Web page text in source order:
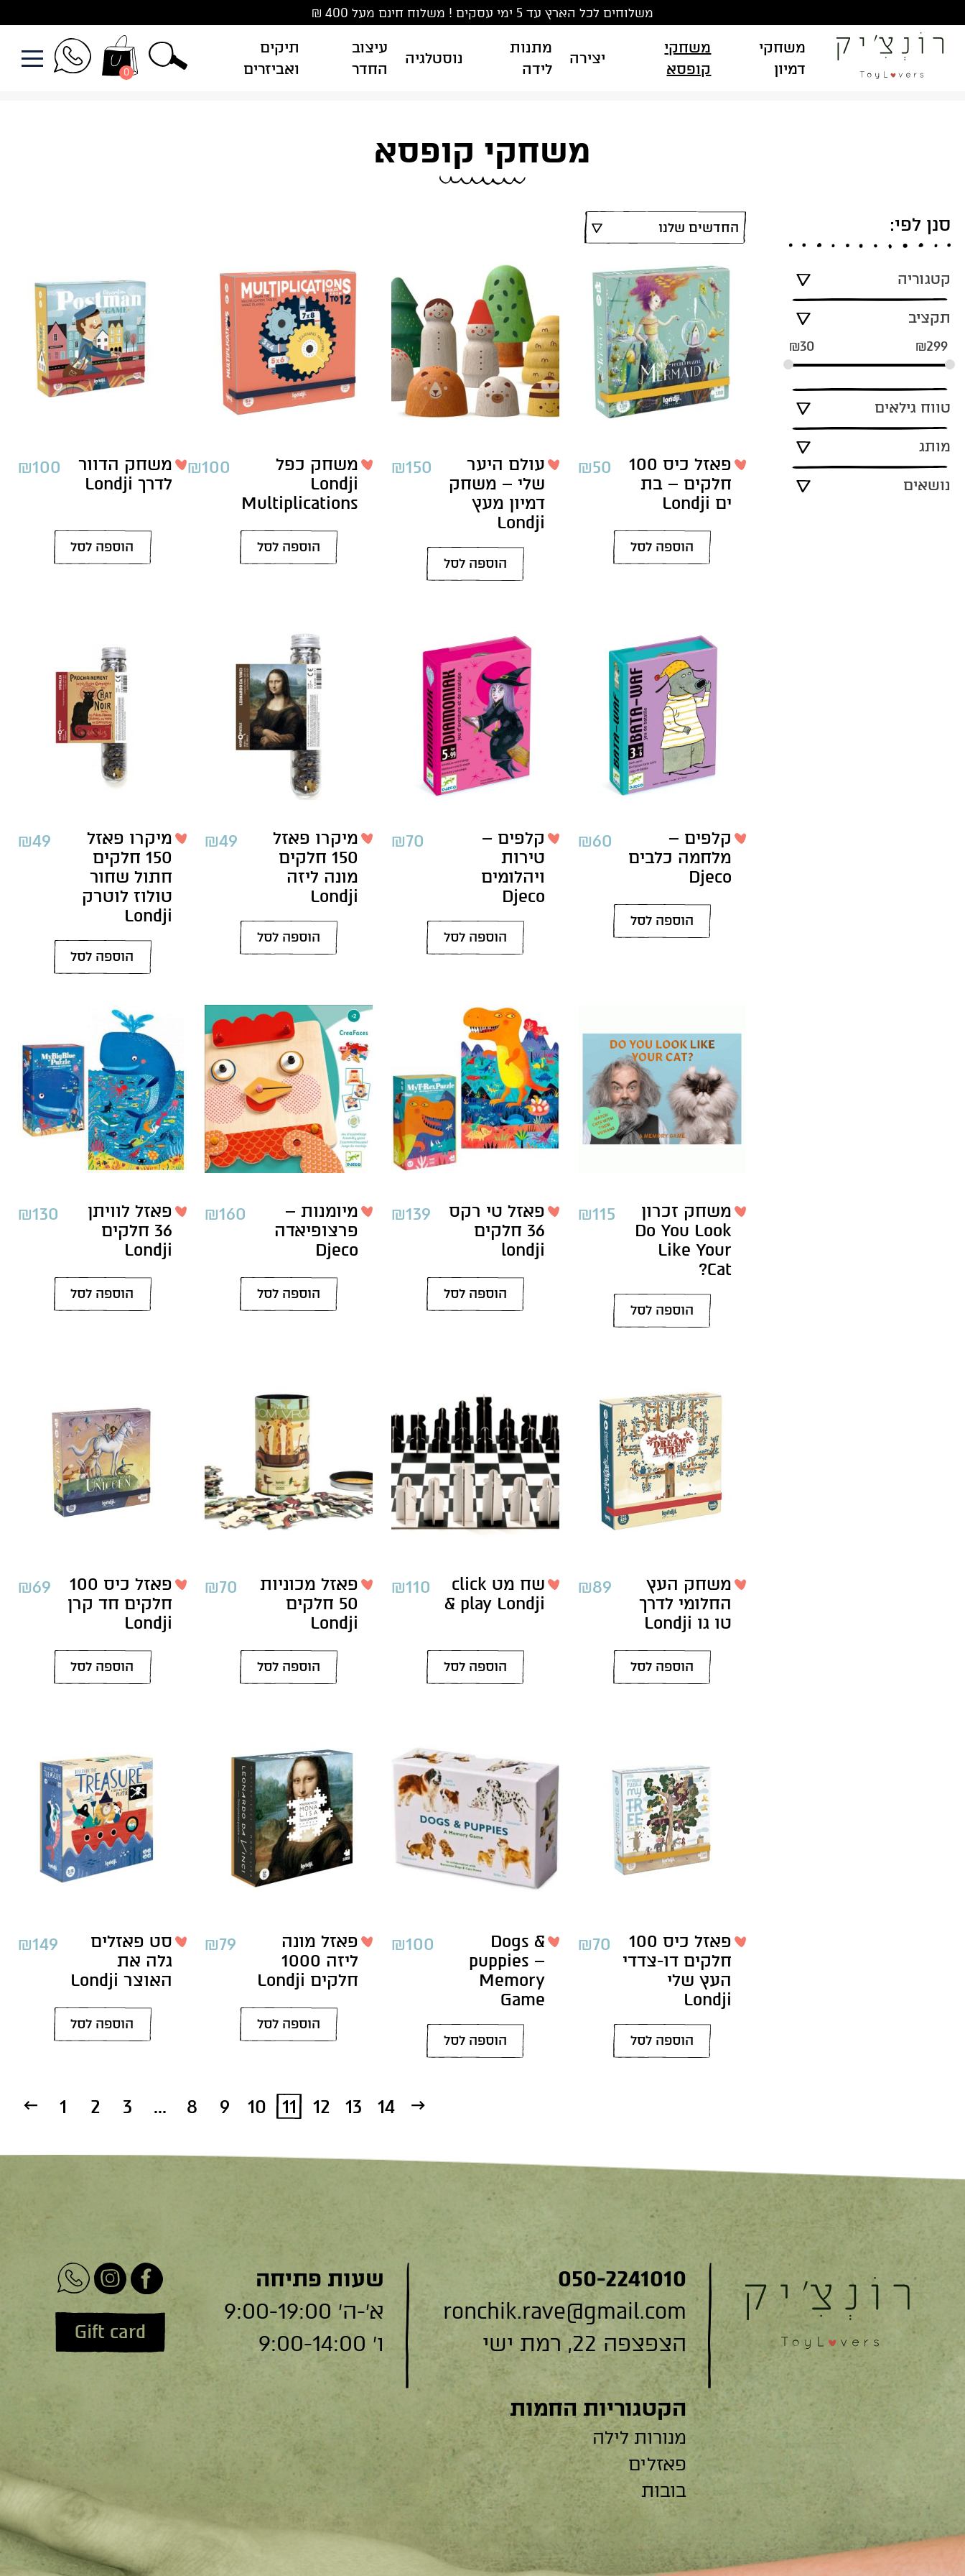
to
content
משלוחים לכל הארץ עד 5 ימי עסקים ! משלוח חינם מעל 400 ₪
משחקי
דמיון
משחקי
קופסא
יצירה
מתנות
לידה
נוסטלגיה
עיצוב
החדר
תיקים
ואביזרים
0
משחקי קופסא
סנן לפי:
קטגוריה
תקציב
₪30 ₪299
טווח גילאים
מותג
נושאים
פאזל כיס 100
חלקים – בת
ים Londji
₪50
הוספה לסל
עולם היער
שלי – משחק
דמיון מעץ
Londji
₪150
הוספה לסל
משחק כפל
Londji
Multiplications
₪100
הוספה לסל
משחק הדוור
לדרך Londji
₪100
הוספה לסל
קלפים –
מלחמה כלבים
Djeco
₪60
הוספה לסל
קלפים –
טירות
ויהלומים
Djeco
₪70
הוספה לסל
מיקרו פאזל
150 חלקים
מונה ליזה
Londji
₪49
הוספה לסל
מיקרו פאזל
150 חלקים
חתול שחור
טולוז לוטרק
Londji
₪49
הוספה לסל
משחק זכרון
Do You Look
Like Your
Cat?
₪115
הוספה לסל
פאזל טי רקס
36 חלקים
londji
₪139
הוספה לסל
מיומנות –
פרצופיאדה
Djeco
₪160
הוספה לסל
פאזל לוויתן
36 חלקים
Londji
₪130
הוספה לסל
משחק העץ
החלומי לדרך
טו גו Londji
₪89
הוספה לסל
שח מט click
& play Londji
₪110
הוספה לסל
פאזל מכוניות
50 חלקים
Londji
₪70
הוספה לסל
פאזל כיס 100
חלקים חד קרן
Londji
₪69
הוספה לסל
פאזל כיס 100
חלקים דו-צדדי
העץ שלי
Londji
₪70
הוספה לסל
Dogs &
puppies –
Memory
Game
₪100
הוספה לסל
פאזל מונה
ליזה 1000
חלקים Londji
₪79
הוספה לסל
סט פאזלים
גלה את
האוצר Londji
₪149
הוספה לסל
→ 1 2 3 … 8 9 10 11 12 13 14 ←
050-2241010
ronchik.rave@gmail.com
הצפצפה 22, רמת ישי
הקטגוריות החמות
מנורות לילה
פאזלים
בובות
שעות פתיחה
א׳-ה׳ 9:00-19:00
ו׳ 9:00-14:00
Gift card